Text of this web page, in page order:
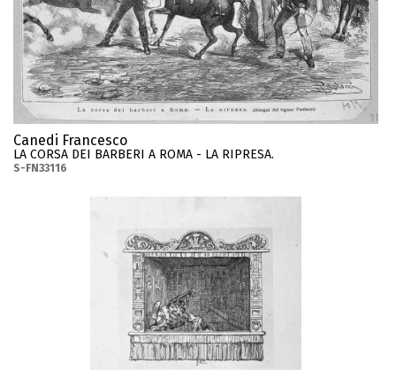
Canedi Francesco
LA CORSA DEI BARBERI A ROMA - LA RIPRESA.
S-FN33116